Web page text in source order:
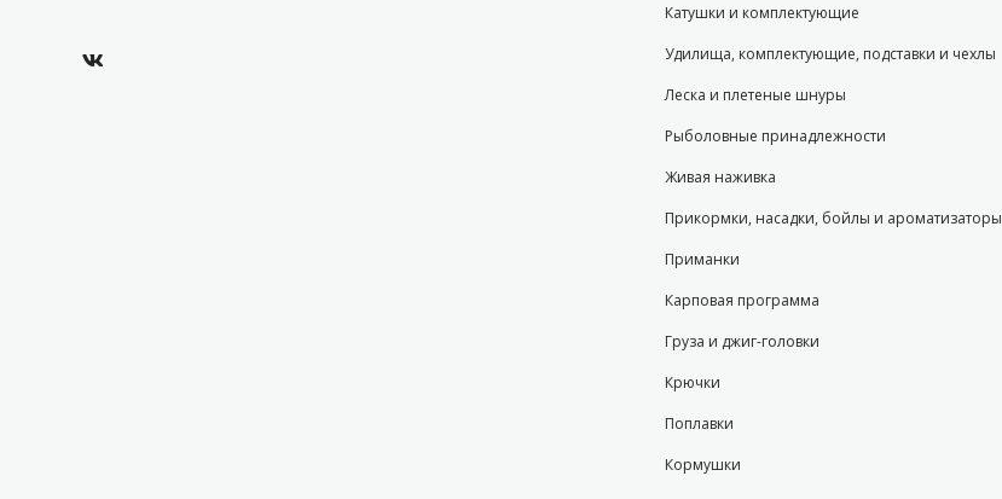
Катушки и комплектующие
Удилища, комплектующие, подставки и чехлы
Леска и плетеные шнуры
Рыболовные принадлежности
Живая наживка
Прикормки, насадки, бойлы и ароматизаторы
Приманки
Карповая программа
Груза и джиг-головки
Крючки
Поплавки
Кормушки